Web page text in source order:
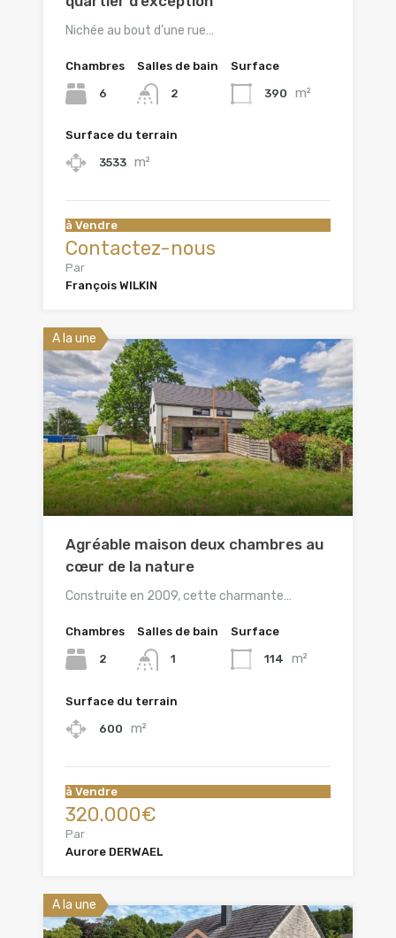
Nichée au bout d’une rue…
Chambres
6
Salles de bain
2
Surface
390 m²
Surface du terrain
3533 m²
à Vendre
Contactez-nous
Par
François WILKIN
A la une
Agréable maison deux chambres au
cœur de la nature
Construite en 2009, cette charmante…
Chambres
2
Salles de bain
1
Surface
114 m²
Surface du terrain
600 m²
à Vendre
320.000€
Par
Aurore DERWAEL
A la une